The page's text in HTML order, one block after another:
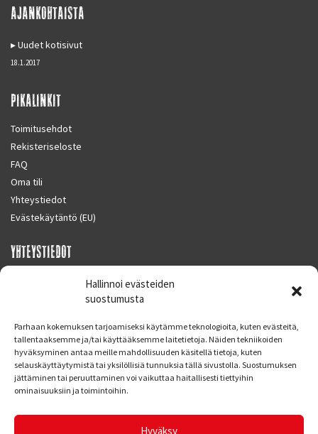
Hallinnoi evästeiden
suostumusta
Parhaan kokemuksen tarjoamiseksi käytämme teknologioita, kuten evästeitä,
tallentaaksemme ja/tai käyttääksemme laitetietoja. Näiden tekniikoiden
hyväksyminen antaa meille mahdollisuuden käsitellä tietoja, kuten
selauskäyttäytymistä tai yksilöllisiä tunnuksia tällä sivustolla. Suostumuksen
jättäminen tai peruuttaminen voi vaikuttaa haitallisesti tiettyihin
ominaisuuksiin ja toimintoihin.
Hyväksy
AJANKOHTAISTA
Uudet kotisivut
18.1.2017
PIKALINKIT
Toimitusehdot
Rekisteriseloste
FAQ
Oma tili
Yhteystiedot
Evästekäytäntö (EU)
YHTEYSTIEDOT
SUPERMOTO CENTER
Finland
Puh. 09 221 7088
info at supermotocenter.fi
Maanantai - Tiistai 09.00 - 17.00